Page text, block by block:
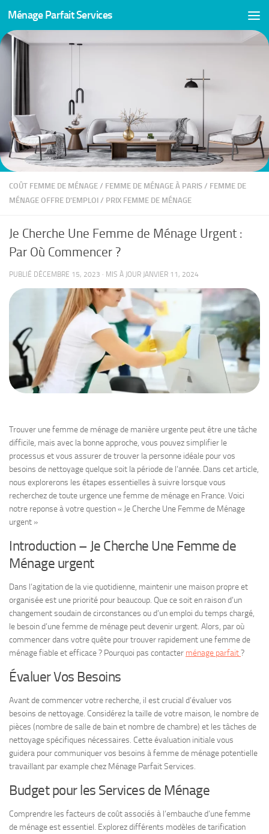
Skip to content
Ménage Parfait Services
COÛT FEMME DE MÉNAGE / FEMME DE MÉNAGE À PARIS / FEMME DE
MÉNAGE OFFRE D'EMPLOI / PRIX FEMME DE MÉNAGE
Je Cherche Une Femme de Ménage Urgent :
Par Où Commencer ?
PUBLIÉ DÉCEMBRE 15, 2023 · MIS À JOUR JANVIER 11, 2024
Trouver une femme de ménage de manière urgente peut être une tâche
difficile, mais avec la bonne approche, vous pouvez simplifier le
processus et vous assurer de trouver la personne idéale pour vos
besoins de nettoyage quelque soit la période de l’année. Dans cet article,
nous explorerons les étapes essentielles à suivre lorsque vous
recherchez de toute urgence une femme de ménage en France. Voici
notre reponse à votre question « Je Cherche Une Femme de Ménage
urgent »
Introduction – Je Cherche Une Femme de
Ménage urgent
Dans l’agitation de la vie quotidienne, maintenir une maison propre et
organisée est une priorité pour beaucoup. Que ce soit en raison d’un
changement soudain de circonstances ou d’un emploi du temps chargé,
le besoin d’une femme de ménage peut devenir urgent. Alors, par où
commencer dans votre quête pour trouver rapidement une femme de
ménage fiable et efficace ? Pourquoi pas contacter ménage parfait?
Évaluer Vos Besoins
Avant de commencer votre recherche, il est crucial d’évaluer vos
besoins de nettoyage. Considérez la taille de votre maison, le nombre de
pièces (nombre de salle de bain et nombre de chambre) et les tâches de
nettoyage spécifiques nécessaires. Cette évaluation initiale vous
guidera pour communiquer vos besoins à femme de ménage potentielle
travaillant par example chez Ménage Parfait Services.
Budget pour les Services de Ménage
Comprendre les facteurs de coût associés à l’embauche d’une femme
de ménage est essentiel. Explorez différents modèles de tarification